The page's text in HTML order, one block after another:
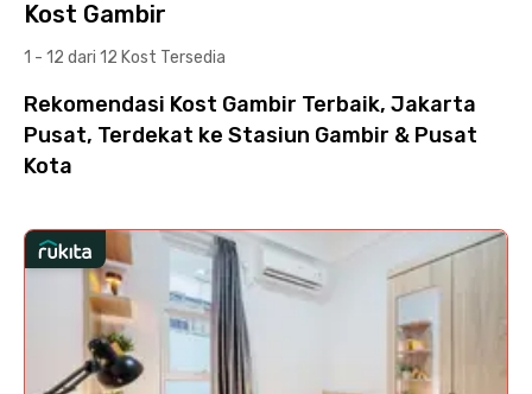
Kost Gambir
1 - 12 dari 12 Kost Tersedia
Rekomendasi Kost Gambir Terbaik, Jakarta
Pusat, Terdekat ke Stasiun Gambir & Pusat
Kota